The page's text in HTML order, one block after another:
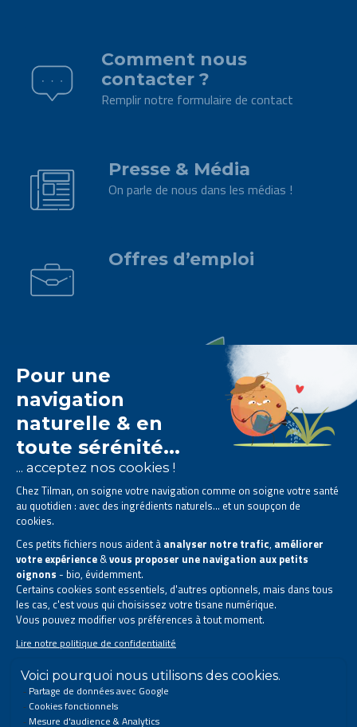
Comment nous
contacter ?
Remplir notre formulaire de contact
Presse & Média
On parle de nous dans les médias !
Offres d’emploi
Le laboratoire Tilman estspécialisé dans la
Il vous propose dessolutions naturelles à base de
plantes.
Des produits conçus pour améliorer votre quotidien.
Tous droits réservés. © 2026 Tilman
Ce site a été créé et est géré conformément au droit belge.